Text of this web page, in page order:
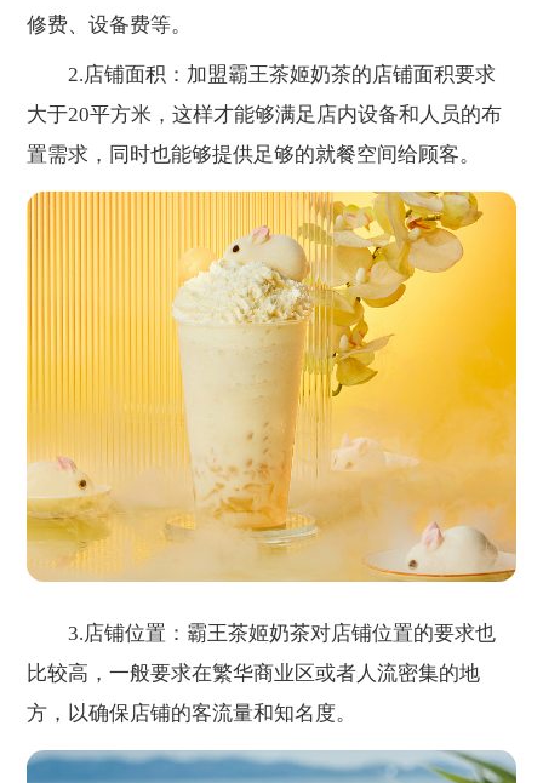
修费、设备费等。
2.店铺面积：加盟霸王茶姬奶茶的店铺面积要求
大于20平方米，这样才能够满足店内设备和人员的布
置需求，同时也能够提供足够的就餐空间给顾客。
3.店铺位置：霸王茶姬奶茶对店铺位置的要求也
比较高，一般要求在繁华商业区或者人流密集的地
方，以确保店铺的客流量和知名度。